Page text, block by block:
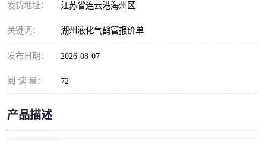
发货地址： 江苏省连云港海州区
关键词： 湖州液化气鹤管报价单
发布日期： 2026-08-07
阅 读 量： 72
产品描述